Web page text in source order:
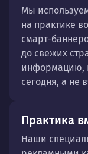
Мы
на практике
смарт-
до свежих
информацию,
сегодня, а не
Практика
Наши